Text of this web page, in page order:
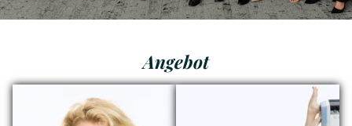
Angebot